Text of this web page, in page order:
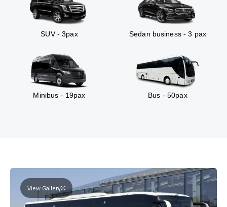
SUV - 3pax Sedan business - 3 pax
Minibus - 19pax Bus - 50pax
View Gallery